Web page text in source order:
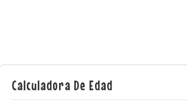
Calculadora De Edad